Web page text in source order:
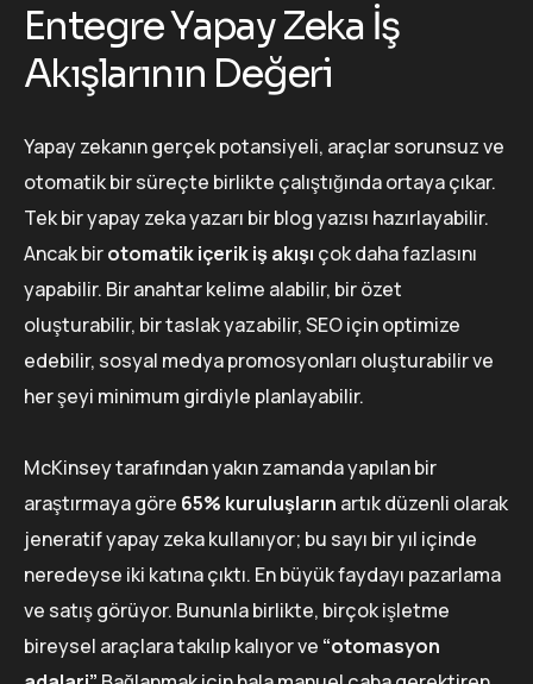
Entegre Yapay Zeka İş
Akışlarının Değeri
Yapay zekanın gerçek potansiyeli, araçlar sorunsuz ve
otomatik bir süreçte birlikte çalıştığında ortaya çıkar.
Tek bir yapay zeka yazarı bir blog yazısı hazırlayabilir.
Ancak birotomatik içerik iş akışı çok daha fazlasını
yapabilir. Bir anahtar kelime alabilir, bir özet
oluşturabilir, bir taslak yazabilir, SEO için optimize
edebilir, sosyal medya promosyonları oluşturabilir ve
her şeyi minimum girdiyle planlayabilir.
McKinsey tarafından yakın zamanda yapılan bir
araştırmaya göre 65% kuruluşların artık düzenli olarak
jeneratif yapay zeka kullanıyor; bu sayı bir yıl içinde
neredeyse iki katına çıktı. En büyük faydayı pazarlama
ve satış görüyor. Bununla birlikte, birçok işletme
bireysel araçlara takılıp kalıyor ve “otomasyon